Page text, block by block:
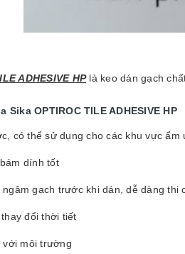
ADHESIVE HPlà keo dán gạch
Sika OPTIROC TILE ADHESIVE HP
có thể sử dụng cho các khu vực ẩm
dính tốt
ngâm gạch trước khi dán, dễ dàng thi
đổi thời tiết
với môi trường